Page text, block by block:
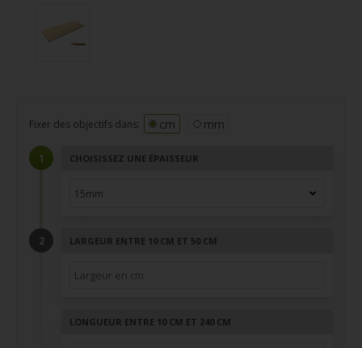
Fixer des objectifs dans: cm mm
CHOISISSEZ UNE ÉPAISSEUR
LARGEUR ENTRE 10 CM ET 50 CM
LONGUEUR ENTRE 10 CM ET 240 CM